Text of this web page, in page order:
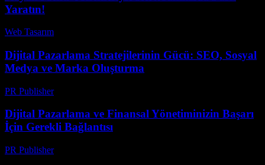
Yaratın!
Web Tasarım
Dijital Pazarlama Stratejilerinin Gücü: SEO, Sosyal
Medya ve Marka Oluşturma
PR Publisher-
Dijital Pazarlama ve Finansal Yönetiminizin Başarı
İçin Gerekli Bağlantısı
PR Publisher-